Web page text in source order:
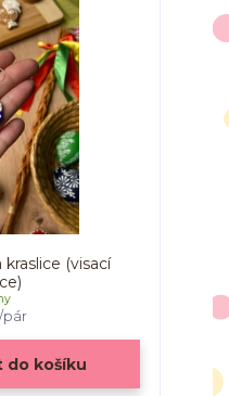
(visací
/pár
do košíku